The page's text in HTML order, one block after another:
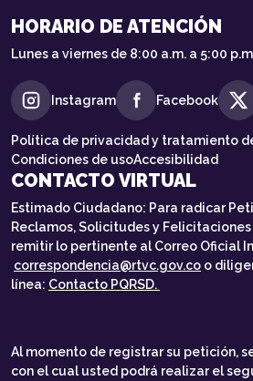
HORARIO DE ATENCIÓN
Lunes a viernes de 8:00 a.m. a 5:00
Instagram Facebook
Política de privacidad y tratamiento
Condiciones de usoAccesibilidad
CONTACTO VIRTUAL
Estimado Ciudadano: Para radicar
Reclamos, Solicitudes y
remitir lo pertinente al Correo Oficial
correspondencia@rtvc.gov.co o
línea: Contacto PQRSD.
Al momento de registrar su petición,
con el cual usted podrá realizar el